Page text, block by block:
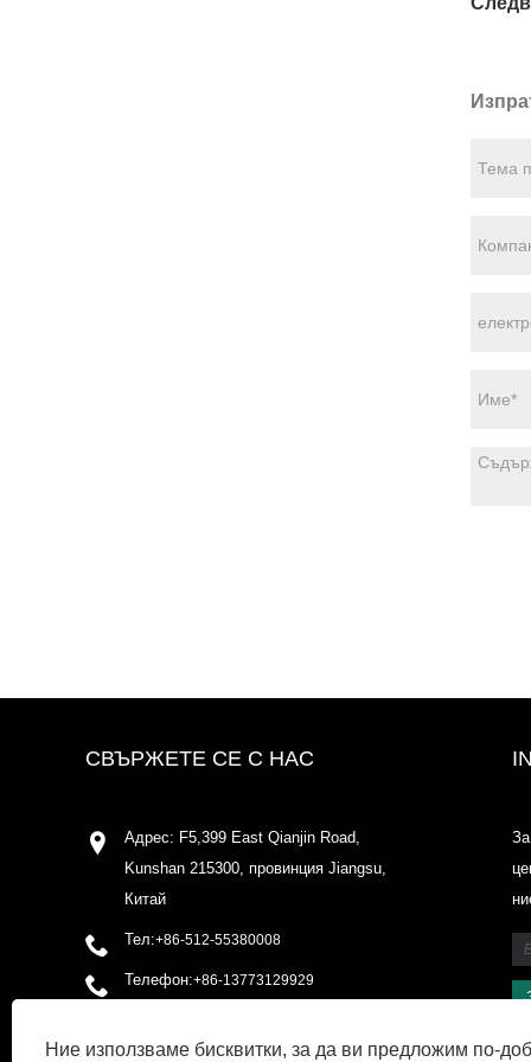
СВЪРЖЕТЕ СЕ С НАС
Адрес: F5,399 East Qianjin Road,
Kunshan 215300, провинция Jiangsu,
Китай
Тел:+86-512-55380008
Телефон:+86-13773129929
shirleyxu@odowell.com
Ние използваме бисквитки, за да ви предложим по-